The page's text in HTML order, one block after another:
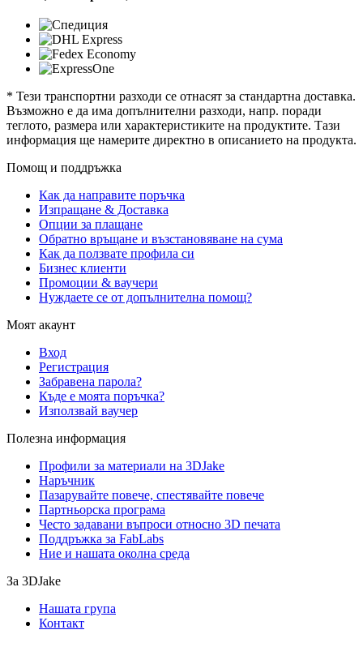
* Тези транспортни разходи се отнасят за стандартна доставка.
Възможно е да има допълнителни разходи, напр. поради
теглото, размера или характеристиките на продуктите. Тази
информация ще намерите директно в описанието на продукта.
Помощ и поддръжка
Как да направите поръчка
Изпращане & Доставка
Опции за плащане
Обратно връщане и възстановяване на сума
Как да ползвате профила си
Бизнес клиенти
Промоции & ваучери
Нуждаете се от допълнителна помощ?
Моят акаунт
Вход
Регистрация
Забравена парола?
Къде е моята поръчка?
Използвай ваучер
Полезна информация
Профили за материали на 3DJake
Наръчник
Пазарувайте повече, спестявайте повече
Партньорска програма
Често задавани въпроси относно 3D печата
Поддръжка за FabLabs
Ние и нашата околна среда
За 3DJake
Нашата група
Контакт